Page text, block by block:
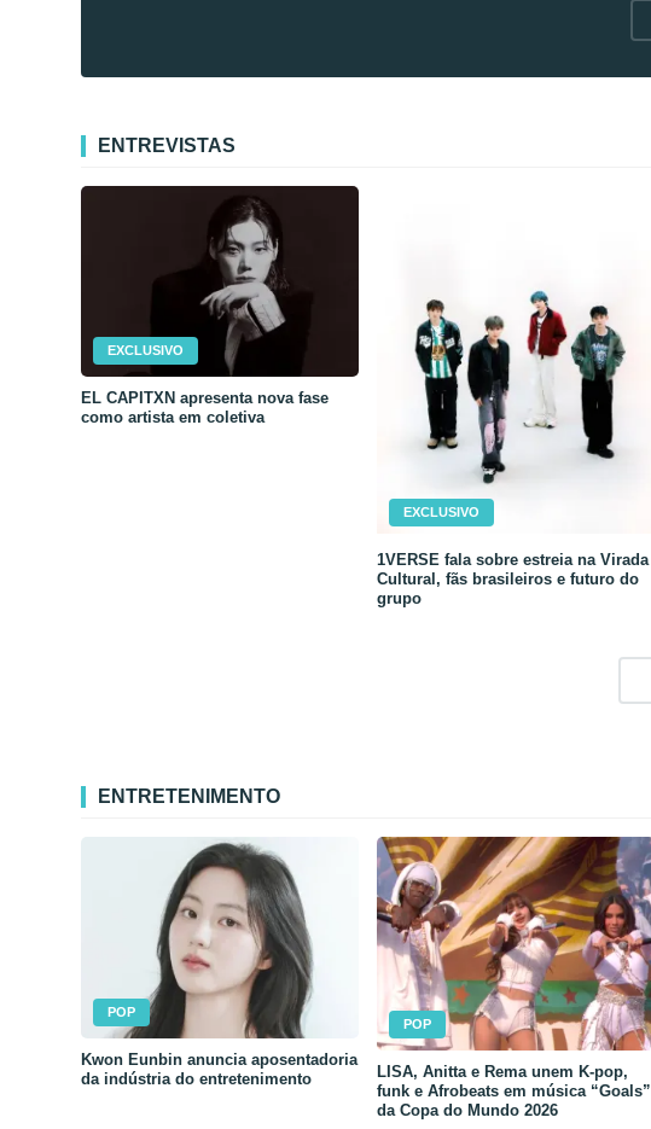
ENTREVISTAS
EXCLUSIVO
EL CAPITXN apresenta nova fase
como artista em coletiva
EXCLUSIVO
1VERSE fala sobre estreia na Virada
Cultural, fãs brasileiros e futuro do
grupo
ENTRETENIMENTO
POP
Kwon Eunbin anuncia aposentadoria
da indústria do entretenimento
POP
LISA, Anitta e Rema unem K-pop,
funk e Afrobeats em música “Goals”
da Copa do Mundo 2026